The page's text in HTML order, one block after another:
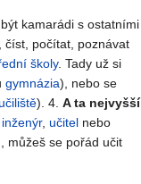
kamarádi s ostatními
číst, počítat, poznávat
školy. Tady už si
gymnázia), nebo se
). 4. A ta nejvyšší
inženýr, učitel nebo
můžeš se pořád učit